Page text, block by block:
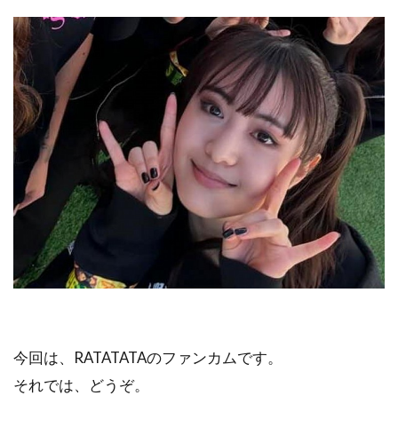
今回は、RATATATAのファンカムです。
それでは、どうぞ。